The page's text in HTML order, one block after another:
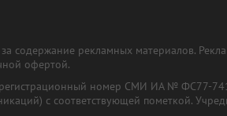
содержание рекламных материалов.
офертой.
(регистрационный номер СМИ ИА № ФС77-
с соответствующей пометкой.